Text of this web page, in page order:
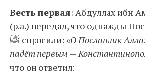
Весть первая: Абдуллах ибн
(р.а.) передал, что однажды
ﷺ спросили: «О Посланник
падёт первым —
что он ответил: